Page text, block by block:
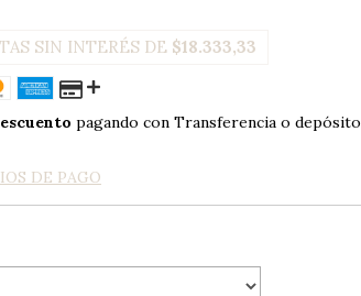
SIN INTERÉS DE $18.333,33
pagando con Transferencia o depósito
DE PAGO